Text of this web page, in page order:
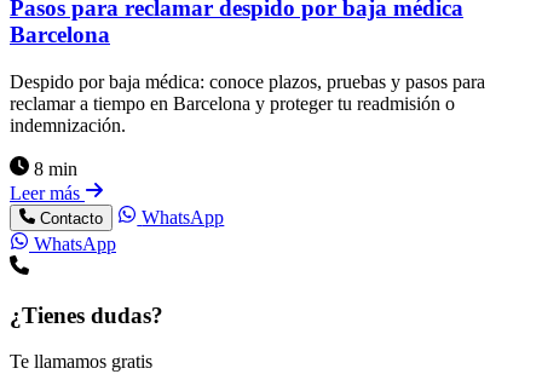
Pasos para reclamar despido por baja médica
Barcelona
Despido por baja médica: conoce plazos, pruebas y pasos para
reclamar a tiempo en Barcelona y proteger tu readmisión o
indemnización.
8 min
Leer más
Contacto
WhatsApp
WhatsApp
¿Tienes dudas?
Te llamamos gratis